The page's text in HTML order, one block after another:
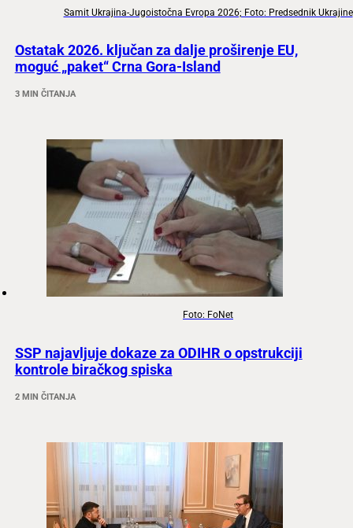
Samit Ukrajina-Jugoistočna Evropa 2026; Foto: Predsednik Ukrajine
Ostatak 2026. ključan za dalje proširenje EU,
moguć „paket“ Crna Gora-Island
3 MIN ČITANJA
Foto: FoNet
SSP najavljuje dokaze za ODIHR o opstrukciji
kontrole biračkog spiska
2 MIN ČITANJA